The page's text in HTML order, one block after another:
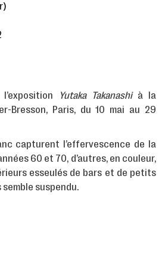
Yutaka Takanashià la
Bresson, Paris, du 10 mai au 29
capturent l’effervescence de la
60 et 70, d’autres, en couleur,
esseulés de bars et de petits
suspendu.